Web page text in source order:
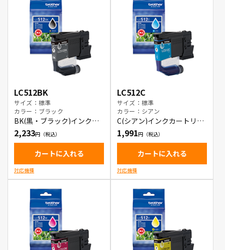
LC512BK
サイズ：標準
カラー：ブラック
BK(黒・ブラック)インクカ
ートリッジ
2,233
カートに入れる
対応機種
LC512C
サイズ：標準
カラー：シアン
C(シアン)インクカートリッ
ジ
1,991
カートに入れる
対応機種